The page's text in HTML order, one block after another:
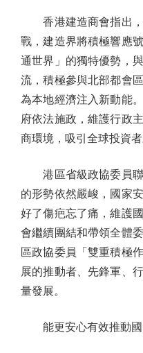
香港建造商會指出，
戰，建造界將積極響應
通世界」的獨特優勢，
流，積極參與北部都會
為本地經濟注入新動能
府依法施政，維護行政
商環境，吸引全球投資者
港區省級政協委員聯
的形勢依然嚴峻，國家
好了傷疤忘了痛，維護
會繼續團結和帶領全體
區政協委員「雙重積極
展的推動者、先鋒軍、
量發展。
能更安心有效推動國